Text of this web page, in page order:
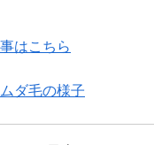
はこちら
ダ毛の様子